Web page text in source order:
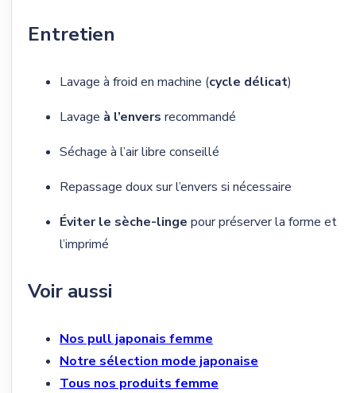
Entretien
Lavage à froid en machine (cycle délicat)
Lavage à l’envers recommandé
Séchage à l’air libre conseillé
Repassage doux sur l’envers si nécessaire
Éviter le sèche-linge pour préserver la forme et
l’imprimé
Voir aussi
Nos pull japonais femme
Notre sélection mode japonaise
Tous nos produits femme